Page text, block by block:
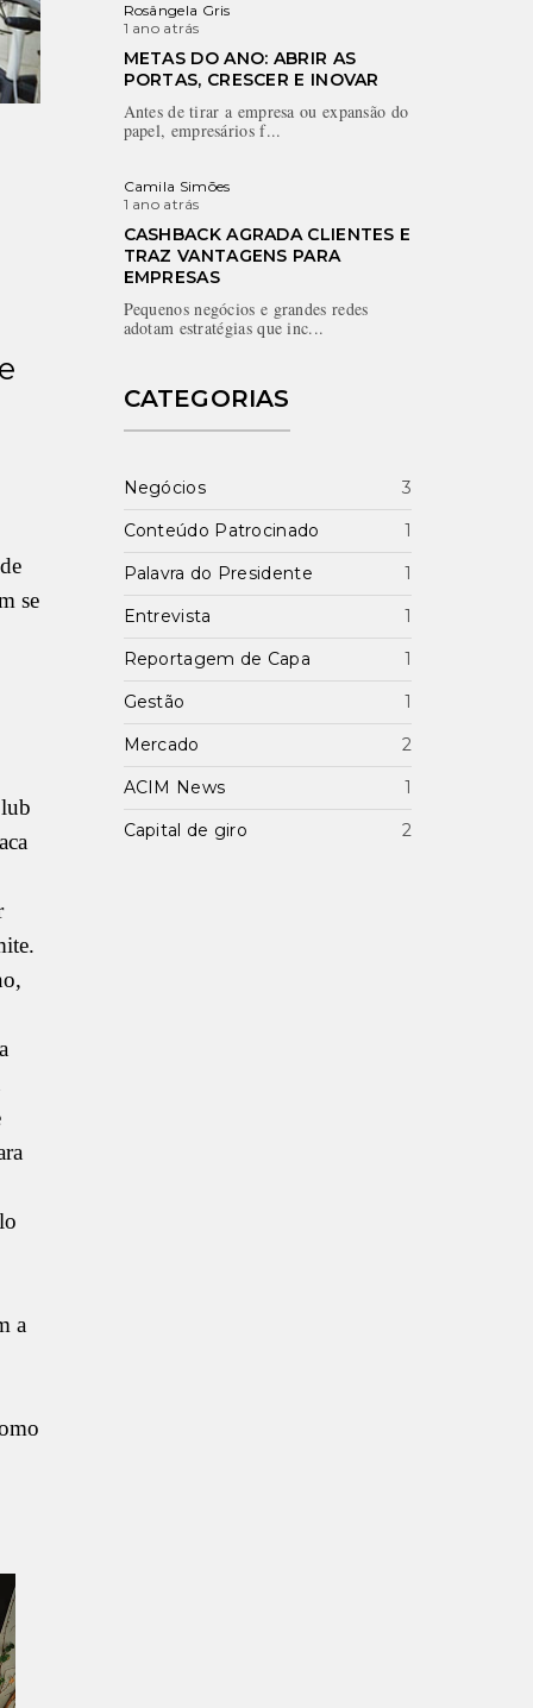
se
a
Rosângela Gris
1 ano atrás
METAS DO ANO: ABRIR AS
PORTAS, CRESCER E INOVAR
Antes de tirar a empresa ou expansão do
papel, empresários f...
Camila Simões
1 ano atrás
CASHBACK AGRADA CLIENTES E
TRAZ VANTAGENS PARA
EMPRESAS
Pequenos negócios e grandes redes
adotam estratégias que inc...
CATEGORIAS
Negócios
3
Conteúdo Patrocinado
1
Palavra do Presidente
1
Entrevista
1
Reportagem de Capa
1
Gestão
1
Mercado
2
ACIM News
1
Capital de giro
2